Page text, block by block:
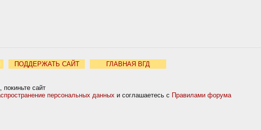
ПОДДЕРЖАТЬ САЙТ
ГЛАВНАЯ ВГД
сайт
персональных данных и соглашаетесь с Правилами форума